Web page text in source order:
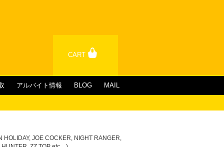
CART
アルバイト情報 BLOG MAIL
HOLIDAY, JOE COCKER, NIGHT RANGER,